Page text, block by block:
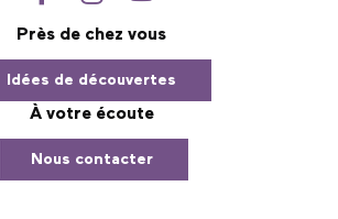
Près de chez vous
Idées de découvertes
À votre écoute
Nous contacter